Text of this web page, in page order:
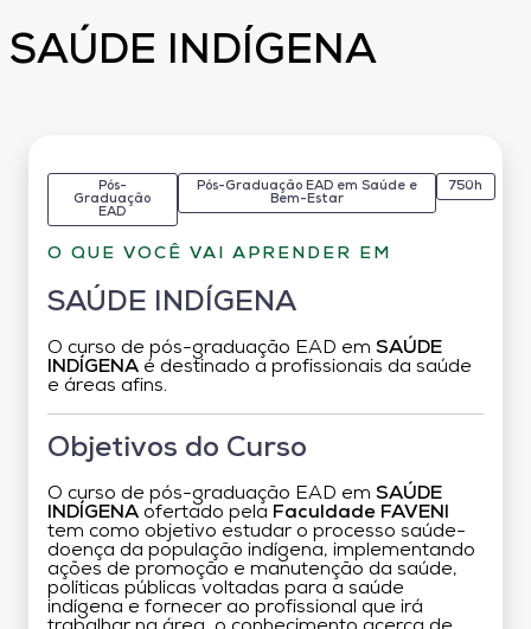
SAÚDE INDÍGENA
Pós-
Graduação
EAD
Pós-Graduação EAD em Saúde e
Bem-Estar
750h
O QUE VOCÊ VAI APRENDER EM
SAÚDE INDÍGENA
O curso de pós-graduação EAD em SAÚDE
INDÍGENA é destinado a profissionais da saúde
e áreas afins.
Objetivos do Curso
O curso de pós-graduação EAD em SAÚDE
INDÍGENA ofertado pela Faculdade FAVENI
tem como objetivo estudar o processo saúde-
doença da população indígena, implementando
ações de promoção e manutenção da saúde,
políticas públicas voltadas para a saúde
indígena e fornecer ao profissional que irá